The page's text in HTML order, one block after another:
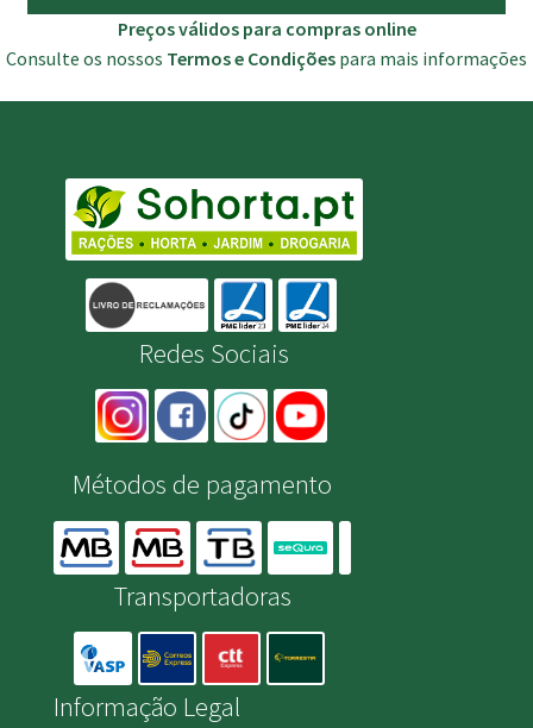
Preços válidos para compras online
Consulte os nossos Termos e Condições para mais informações
Redes Sociais
Métodos de pagamento
Transportadoras
Informação Legal